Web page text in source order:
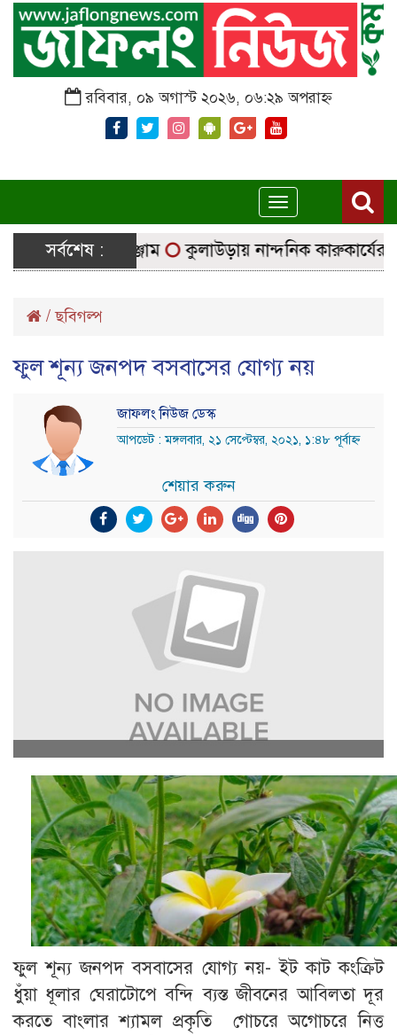
রবিবার, ০৯ অগাস্ট ২০২৬, ০৬:২৯ অপরাহ্ন
Toggle
navigation
সর্বশেষ :
নির্বাচনি সরঞ্জাম কুলাউড়ায় নান্দনিক কারুকার্যের
/ছবিগল্প
ফুল শূন্য জনপদ বসবাসের যোগ্য নয়
জাফলং নিউজ ডেস্ক
আপডেট : মঙ্গলবার, ২১ সেপ্টেম্বর, ২০২১, ১:৪৮ পূর্বাহ্ন
শেয়ার করুন
ফুল শূন্য জনপদ বসবাসের যোগ্য নয়- ইট কাট কংক্রিট
ধুঁয়া ধূলার ঘেরাটোপে বন্দি ব্যস্ত জীবনের আবিলতা দূর
করতে বাংলার শ্যামল প্রকৃতি গোচরে অগোচরে নিত্ত